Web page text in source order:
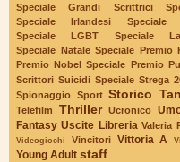
Speciale Grandi Scrittrici
Speciale Irlandesi
Speciale
Speciale LGBT
Speciale
Speciale Natale Speciale Premio
Premio Nobel Speciale Premio
Scrittori Suicidi Speciale Strega
Spionaggio Sport Storico
Telefilm
Thriller Ucronico
Fantasy Uscite Libreria Valeria
Videogiochi Vincitori Vittoria A
Young Adult staff